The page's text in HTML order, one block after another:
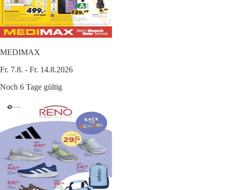
MEDIMAX
Fr. 7.8. - Fr. 14.8.2026
Noch 6 Tage gültig